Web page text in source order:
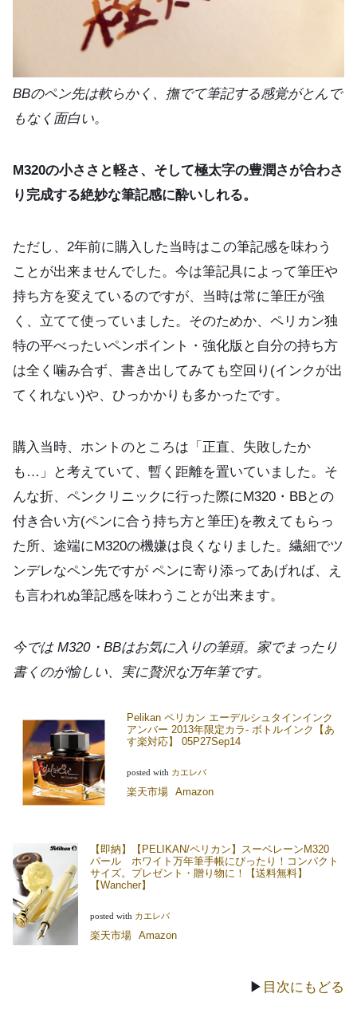
BBのペン先は軟らかく、撫でて筆記する感覚がとんで
もなく面白い。
M320の小ささと軽さ、そして極太字の豊潤さが合わさ
り完成する絶妙な筆記感に酔いしれる。
ただし、2年前に購入した当時はこの筆記感を味わう
ことが出来ませんでした。今は筆記具によって筆圧や
持ち方を変えているのですが、当時は常に筆圧が強
く、立てて使っていました。そのためか、ペリカン独
特の平べったいペンポイント・強化版と自分の持ち方
は全く噛み合ず、書き出してみても空回り(インクが出
てくれない)や、ひっかかりも多かったです。
購入当時、ホントのところは「正直、失敗したか
も…」と考えていて、暫く距離を置いていました。そ
んな折、ペンクリニックに行った際にM320・BBとの
付き合い方(ペンに合う持ち方と筆圧)を教えてもらっ
た所、途端にM320の機嫌は良くなりました。繊細でツ
ンデレなペン先ですが ペンに寄り添ってあげれば、え
も言われぬ筆記感を味わうことが出来ます。
今では M320・BBはお気に入りの筆頭。家でまったり
書くのが愉しい、実に贅沢な万年筆です。
Pelikan ペリカン エーデルシュタインインク
アンバー 2013年限定カラ- ボトルインク【あ
す楽対応】 05P27Sep14
posted with カエレバ
楽天市場 Amazon
【即納】【PELIKAN/ペリカン】スーベレーンM320
パール ホワイト万年筆手帳にぴったり！コンパクト
サイズ。プレゼント・贈り物に！【送料無料】
【Wancher】
posted with カエレバ
楽天市場 Amazon
▶ 目次にもどる